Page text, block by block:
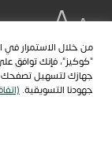
من خلال الاستمرار في
"كوكيز"، فإنك توافق
جهازك لتسهيل تصفحك
جهودنا التسويقية.
A
A
A